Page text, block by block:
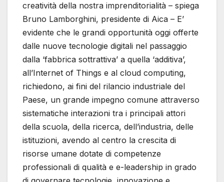
creatività della nostra imprenditorialità – spiega
Bruno Lamborghini, presidente di Aica – E’
evidente che le grandi opportunità oggi offerte
dalle nuove tecnologie digitali nel passaggio
dalla ‘fabbrica sottrattiva’ a quella ‘additiva’,
all’Internet of Things e al cloud computing,
richiedono, ai fini del rilancio industriale del
Paese, un grande impegno comune attraverso
sistematiche interazioni tra i principali attori
della scuola, della ricerca, dell’industria, delle
istituzioni, avendo al centro la crescita di
risorse umane dotate di competenze
professionali di qualità e e-leadership in grado